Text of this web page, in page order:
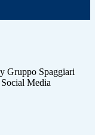
Gruppo Spaggiari
Media